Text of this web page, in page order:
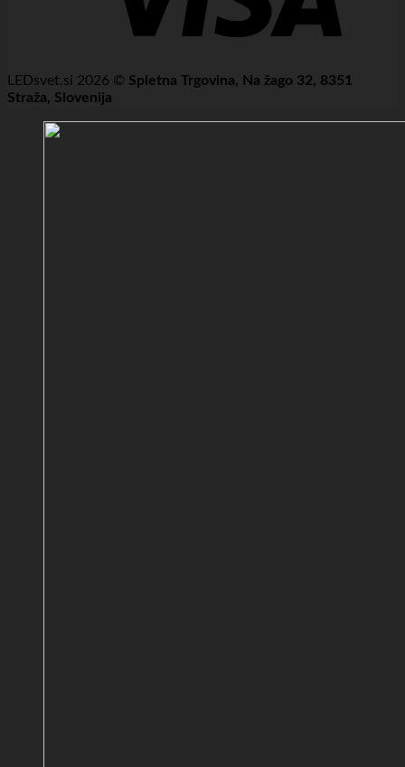
LEDsvet.si 2026 © Spletna Trgovina, Na žago 32, 8351
Straža, Slovenija